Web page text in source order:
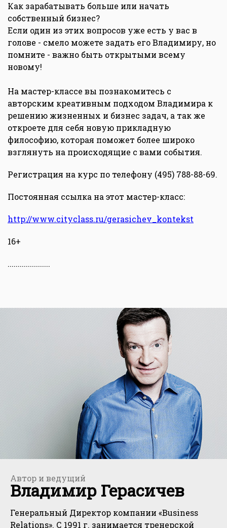
Как зарабатывать больше или начать
собственный бизнес?
Если один из этих вопросов уже есть у вас в
голове - смело можете задать его Владимиру, но
помните - важно быть открытыми всему
новому!
На мастер-классе вы познакомитесь с
авторским креативным подходом Владимира к
решению жизненных и бизнес задач, а так же
откроете для себя новую прикладную
философию, которая поможет более широко
взглянуть на происходящие с вами события.
Регистрация на курс по телефону (495) 788-88-69.
Постоянная ссылка на этот мастер-класс:
http://www.cityclass.ru/gerasichev_kontekst
16+
.....................
Автор и ведущий
Владимир Герасичев
Генеральный Директор компании «Business
Relations». С 1991 г. занимается тренерской